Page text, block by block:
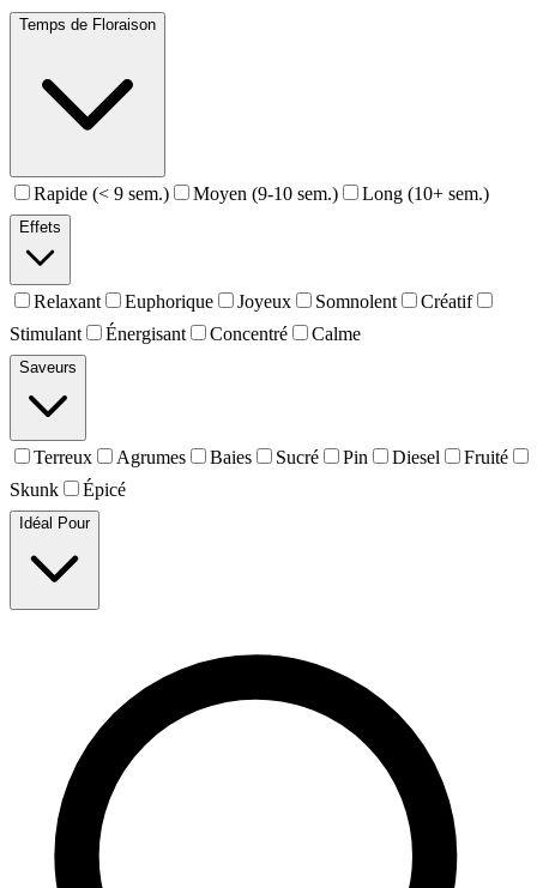
Temps de Floraison
Rapide (< 9 sem.) Moyen (9-10 sem.) Long (10+ sem.)
Effets
Relaxant Euphorique Joyeux Somnolent
Créatif
Stimulant
Énergisant Concentré Calme
Saveurs
Terreux Agrumes Baies Sucré Pin Diesel
Fruité
Skunk
Épicé
Idéal Pour